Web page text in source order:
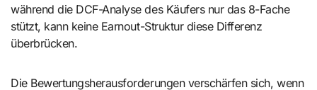
während die DCF-Analyse des Käufers nur das 8-Fache
stützt, kann keine Earnout-Struktur diese Differenz
überbrücken.
Die Bewertungsherausforderungen verschärfen sich, wenn